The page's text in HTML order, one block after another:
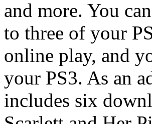
and more. You
to three of your
online play, and
your PS3. As an
includes six